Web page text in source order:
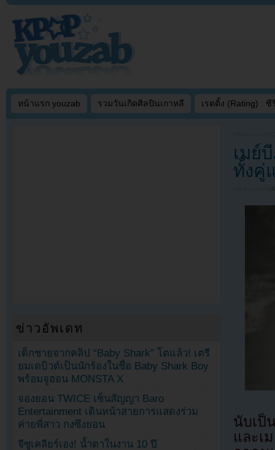
หน้าแรก youzab รวมวันเกิดศิลปินเกาหลี เรตติ้ง (Rating) : ซี
เมย์
ทั้งคู่
นับเป็
และเ
ข่าวอัพเดท
เด็กชายจากคลิป “Baby Shark” โตแล้ว! เตรี
ยมเดบิวต์เป็นนักร้องในชื่อ Baby Shark Boy
พร้อมจูฮอน MONSTA X
จองยอน TWICE เซ็นสัญญา Baro
Entertainment เดินหน้าสายการแสดงร่วม
ค่ายพี่สาว กงซึงยอน
จีซูเคลียร์เอง! น้ำตาในงาน 10 ปี